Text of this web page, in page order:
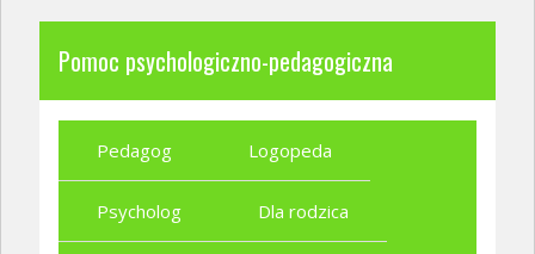
Pomoc psychologiczno-pedagogiczna
Pedagog Logopeda
Psycholog Dla rodzica